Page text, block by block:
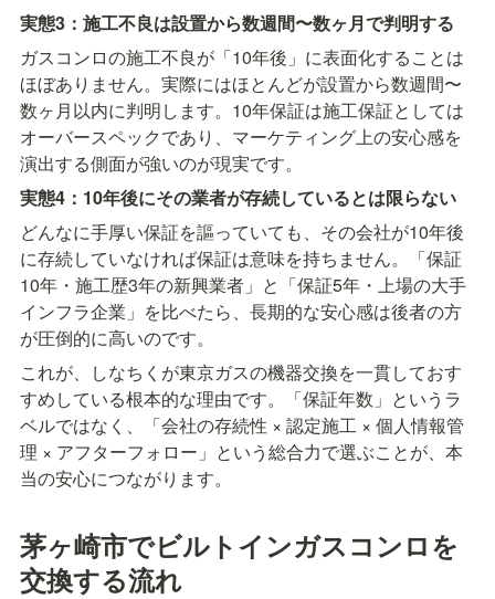
実態3：施工不良は設置から数週間〜数ヶ月で判明する
ガスコンロの施工不良が「10年後」に表面化することは
ほぼありません。実際にはほとんどが設置から数週間〜
数ヶ月以内に判明します。10年保証は施工保証としては
オーバースペックであり、マーケティング上の安心感を
演出する側面が強いのが現実です。
実態4：10年後にその業者が存続しているとは限らない
どんなに手厚い保証を謳っていても、その会社が10年後
に存続していなければ保証は意味を持ちません。「保証
10年・施工歴3年の新興業者」と「保証5年・上場の大手
インフラ企業」を比べたら、長期的な安心感は後者の方
が圧倒的に高いのです。
これが、しなちくが東京ガスの機器交換を一貫しておす
すめしている根本的な理由です。「保証年数」というラ
ベルではなく、「会社の存続性 × 認定施工 × 個人情報管
理 × アフターフォロー」という総合力で選ぶことが、本
当の安心につながります。
茅ヶ崎市でビルトインガスコンロを
交換する流れ